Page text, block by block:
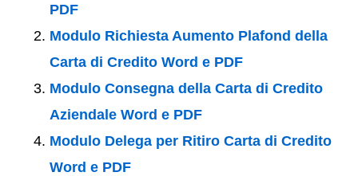
PDF
Modulo Richiesta Aumento Plafond della
Carta di Credito Word e PDF
Modulo Consegna della Carta di Credito
Aziendale Word e PDF
Modulo Delega per Ritiro Carta di Credito
Word e PDF